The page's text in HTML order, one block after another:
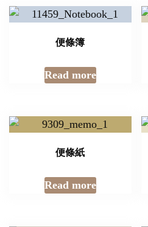
便條簿
Read more
便條紙
Read more